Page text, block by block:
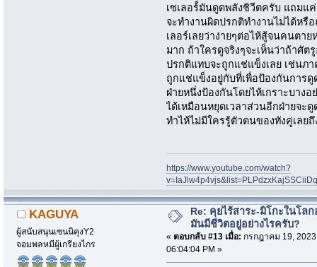
เซเลอร์์มันดูดพลังชิวีตครับ แถมแ
จะทำงานผิดปรกติทำงานไม่ได้หรื
เลอร์เลยว่าง่ายๆต่อไห้สู้จนคนตาย
มาก ถ้าใครดูจริงๆจะเห็นว่าถ้าศั
ปรกติแทบจะถูกแช่แข็งเลย เช่นภ
ถูกแช่แข็งอยู่กับที่เพื่อป้องกันการดู
ฝ่ายหนึ่งป้องกันโดยไห้เกราะบาง
ได้เหมือนหยุดเวลาส่วนอีกฝ่ายจะ
ทำไห้ไม่มีใครรู้ตัวตนของทังคู่เลย
https://www.youtube.com/watch?
KAGUYA
ผู้สนับสนุนเซนนิคุงY2
จอมพลหมีผู้เกรียงไกร
Re: คุยไร้สาระ-มิโกะในโลก
มันมีชีวิตอยู่อย่างไรครับ?
« ตอบกลับ #13 เมื่อ: กรกฎาคม 19,
06:04:04 PM »